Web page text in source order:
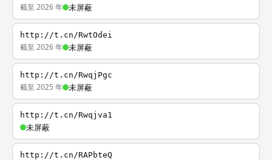
截至 2026 年 未屏蔽
http://t.cn/RwtOdei
截至 2026 年 未屏蔽
http://t.cn/RwqjPgc
截至 2025 年 未屏蔽
http://t.cn/Rwqjva1
未屏蔽
http://t.cn/RAPbteQ